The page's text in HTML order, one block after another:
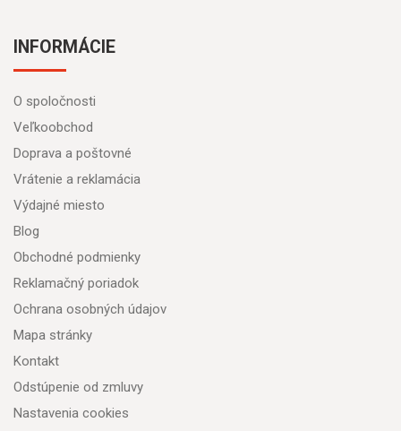
INFORMÁCIE
O spoločnosti
Veľkoobchod
Doprava a poštovné
Vrátenie a reklamácia
Výdajné miesto
Blog
Obchodné podmienky
Reklamačný poriadok
Ochrana osobných údajov
Mapa stránky
Kontakt
Odstúpenie od zmluvy
Nastavenia cookies